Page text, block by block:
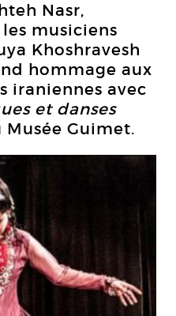
Nasr,
musiciens
Khoshravesh
hommage aux
iraniennes avec
et danses
Musée Guimet.